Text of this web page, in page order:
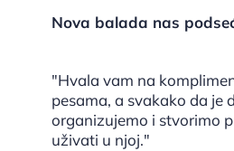
Nova balada nas
"Hvala vam na
pesama, a svakako da je
organizujemo i stvorimo
uživati u njoj."